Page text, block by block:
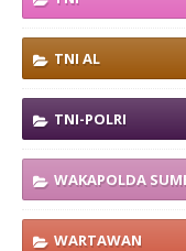
TNI AL
TNI-POLRI
WAKAPOLDA
WARTAWAN